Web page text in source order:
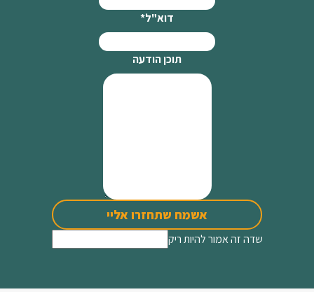
דוא"ל*
תוכן הודעה
אשמח שתחזרו אליי
שדה זה אמור להיות ריק